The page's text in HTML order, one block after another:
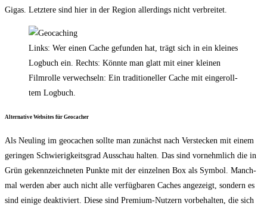
Gigas. Letz­te­re sind hier in der Regi­on aller­dings nicht verbreitet.
Links: Wer einen Cache gefun­den hat, trägt sich in ein klei­nes
Log­buch ein. Rechts: Könn­te man glatt mit einer klei­nen
Film­rol­le ver­wech­seln: Ein tra­di­tio­nel­ler Cache mit ein­ge­roll­
tem Logbuch.
Alter­na­ti­ve Web­sites für Geocacher
Als Neu­ling im geo­cachen soll­te man zunächst nach Ver­ste­cken mit einem
gerin­gen Schwie­rig­keits­grad Aus­schau hal­ten. Das sind vor­nehm­lich die in
Grün gekenn­zeich­ne­ten Punk­te mit der ein­zel­nen Box als Sym­bol. Manch­
mal wer­den aber auch nicht alle ver­füg­ba­ren Caches ange­zeigt, son­dern es
sind eini­ge deak­ti­viert. Die­se sind Pre­mi­um-Nut­zern vor­be­hal­ten, die sich